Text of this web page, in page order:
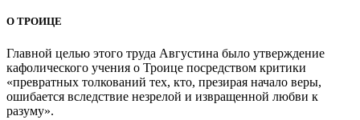
О ТРОИЦЕ
Главной целью этого труда Августина было утверждение
кафолического учения о Троице посредством критики
«превратных толкований тех, кто, презирая начало веры,
ошибается вследствие незрелой и извращенной любви к
разуму».